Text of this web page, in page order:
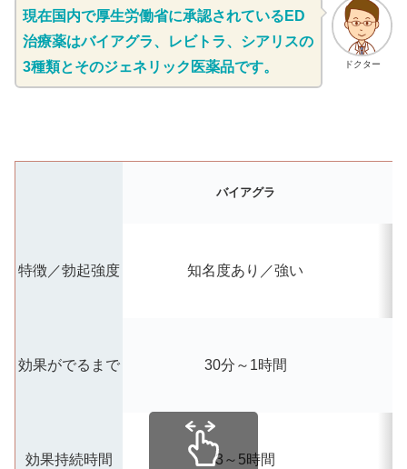
ドクター
現在国内で厚生労働省に承認されているED
治療薬はバイアグラ、レビトラ、シアリスの
3種類とそのジェネリック医薬品です。
バイアグラ
特徴／勃起強度 知名度あり／強い
効果がでるまで 30分～1時間
効果持続時間 3～5時間